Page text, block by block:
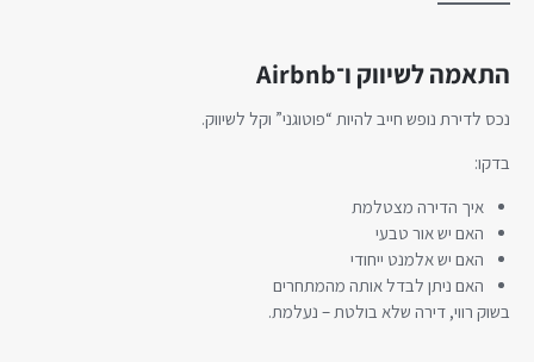
התאמה לשיווק ו־Airbnb
נכס לדירת נופש חייב להיות “פוטוגני” וקל לשיווק.
בדקו:
איך הדירה מצטלמת
האם יש אור טבעי
האם יש אלמנט ייחודי
האם ניתן לבדל אותה מהמתחרים
בשוק רווי, דירה שלא בולטת – נעלמת.